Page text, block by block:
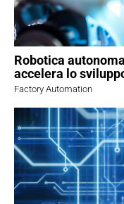
Robotica
accelera lo
Factory Automation